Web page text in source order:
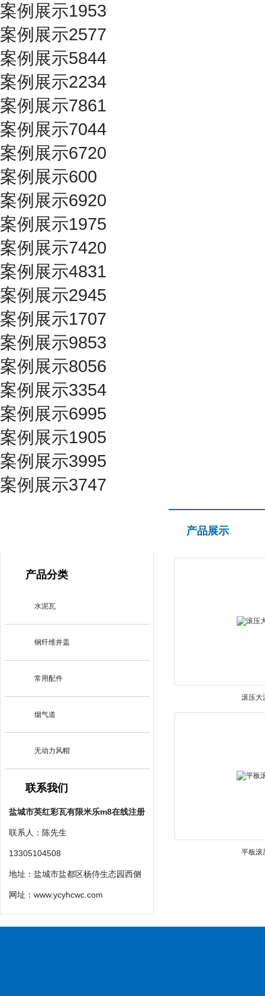
案例展示1953
案例展示2577
案例展示5844
案例展示2234
案例展示7861
案例展示7044
案例展示6720
案例展示600
案例展示6920
案例展示1975
案例展示7420
案例展示4831
案例展示2945
案例展示1707
案例展示9853
案例展示8056
案例展示3354
案例展示6995
案例展示1905
案例展示3995
案例展示3747
产品分类
水泥瓦
钢纤维井盖
常用配件
烟气道
无动力风帽
联系我们
盐城市英红彩瓦有限米乐m8在线注册
联系人：陈先生
13305104508
地址：盐城市盐都区杨侍生态园西侧
网址： www.ycyhcwc.com
产品展示
滚压大
平板滚